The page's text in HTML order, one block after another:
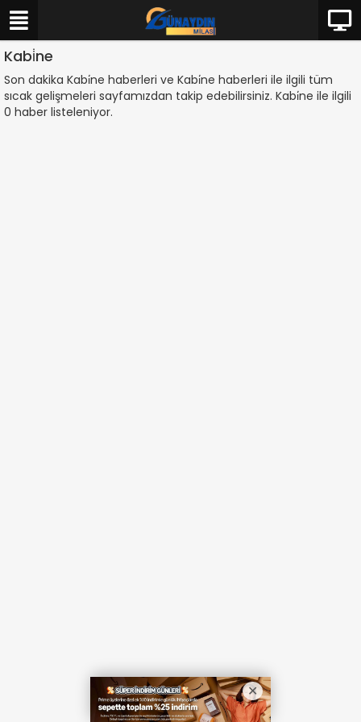
Kabi̇ne
Son dakika Kabi̇ne haberleri ve Kabi̇ne haberleri ile ilgili tüm
sıcak gelişmeleri sayfamızdan takip edebilirsiniz. Kabi̇ne ile ilgili
0 haber listeleniyor.